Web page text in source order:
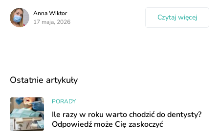
Anna Wiktor
17 maja, 2026
Czytaj więcej
Ostatnie artykuły
PORADY
Ile razy w roku warto chodzić do dentysty?
Odpowiedź może Cię zaskoczyć